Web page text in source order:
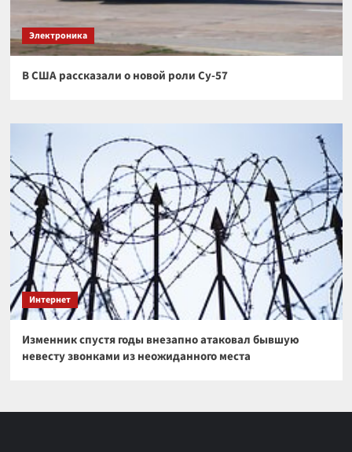
Электроника
В США рассказали о новой роли Су-57
Интернет
Изменник спустя годы внезапно атаковал бывшую
невесту звонками из неожиданного места